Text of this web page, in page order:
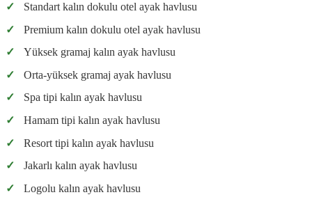
✓
Standart kalın dokulu otel ayak havlusu
✓
Premium kalın dokulu otel ayak havlusu
✓
Yüksek gramaj kalın ayak havlusu
✓
Orta-yüksek gramaj ayak havlusu
✓
Spa tipi kalın ayak havlusu
✓
Hamam tipi kalın ayak havlusu
✓
Resort tipi kalın ayak havlusu
✓
Jakarlı kalın ayak havlusu
✓
Logolu kalın ayak havlusu